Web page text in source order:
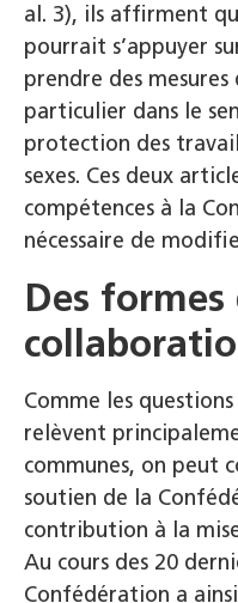
al. 3), ils affirment
pourrait s’appuyer
prendre des
particulier dans le
protection des
sexes. Ces deux
compétences à la
nécessaire de
Des formes
Comme les
relèvent
communes, on peut
soutien de la
contribution à la
Au cours des 20
Confédération a